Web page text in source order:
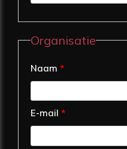
Organisatie
Naam *
E-mail *